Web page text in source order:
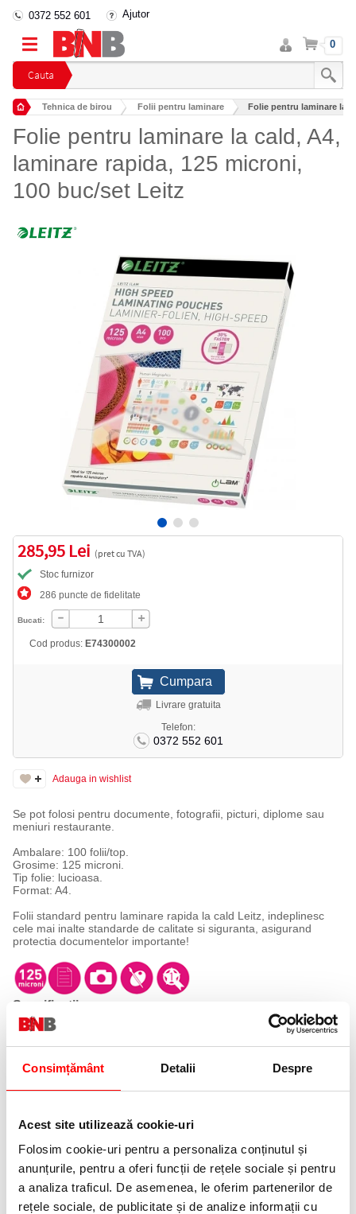
Consimțământ Detalii Despre
Acest site utilizează cookie-uri
Folosim cookie-uri pentru a personaliza conținutul și
anunțurile, pentru a oferi funcții de rețele sociale și pentru
a analiza traficul. De asemenea, le oferim partenerilor de
rețele sociale, de publicitate și de analize informații cu
Cauta
0372 552 601 Ajutor
Intra
in
cont
Cos 0
Tehnica de birou Folii pentru laminare Folie pentru laminare la
Folie pentru laminare la cald, A4,
laminare rapida, 125 microni,
100 buc/set Leitz
285,95 Lei (pret cu TVA)
Stoc furnizor
286 puncte de fidelitate
Bucati:
Cod produs: E74300002
Livrare gratuita
Telefon:
0372 552 601
Adauga in wishlist
Se pot folosi pentru documente, fotografii, picturi, diplome sau
meniuri restaurante.
Ambalare: 100 folii/top.
Grosime: 125 microni.
Tip folie: lucioasa.
Format: A4.
Folii standard pentru laminare rapida la cald Leitz, indeplinesc
cele mai inalte standarde de calitate si siguranta, asigurand
protectia documentelor importante!
Specificatii
Format
Grosime
125 microni
ACCESORII
PRODUSE SIMILARE
11 % 13 %